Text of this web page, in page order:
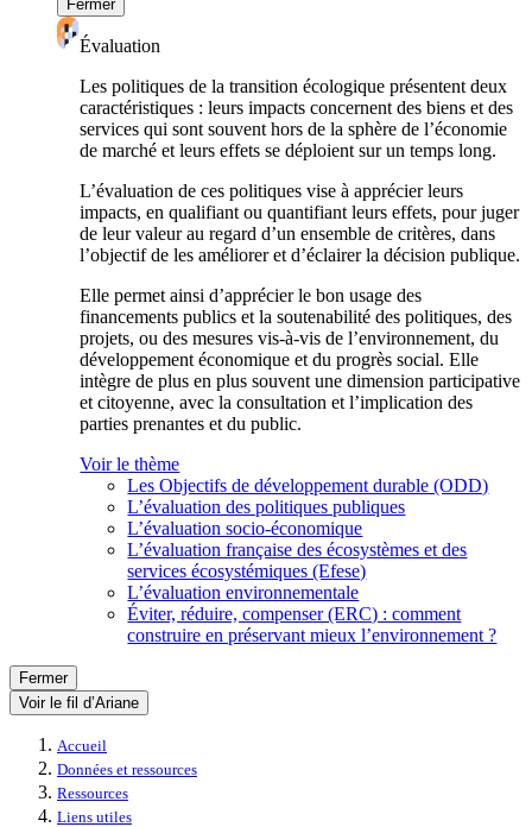
Fermer
Évaluation
Les politiques de la transition écologique présentent deux
caractéristiques : leurs impacts concernent des biens et des
services qui sont souvent hors de la sphère de l’économie
de marché et leurs effets se déploient sur un temps long.
L’évaluation de ces politiques vise à apprécier leurs
impacts, en qualifiant ou quantifiant leurs effets, pour juger
de leur valeur au regard d’un ensemble de critères, dans
l’objectif de les améliorer et d’éclairer la décision publique.
Elle permet ainsi d’apprécier le bon usage des
financements publics et la soutenabilité des politiques, des
projets, ou des mesures vis-à-vis de l’environnement, du
développement économique et du progrès social. Elle
intègre de plus en plus souvent une dimension participative
et citoyenne, avec la consultation et l’implication des
parties prenantes et du public.
Voir le thème
Les Objectifs de développement durable (ODD)
L’évaluation des politiques publiques
L’évaluation socio-économique
L’évaluation française des écosystèmes et des
services écosystémiques (Efese)
L’évaluation environnementale
Éviter, réduire, compenser (ERC) : comment
construire en préservant mieux l’environnement ?
Fermer
Voir le fil d’Ariane
Accueil
Données et ressources
Ressources
Liens utiles